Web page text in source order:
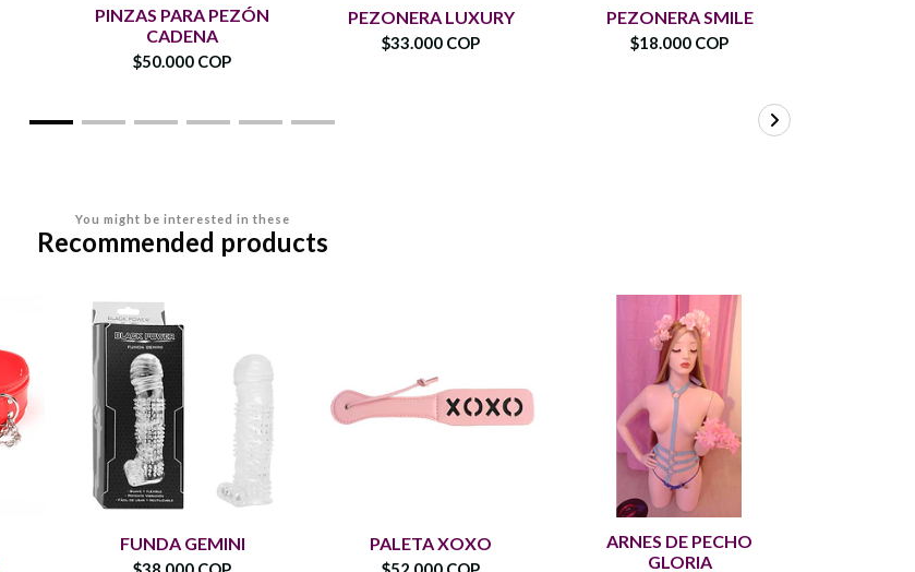
PINZAS PARA PEZÓN
CADENA
$50.000 COP
PEZONERA LUXURY
$33.000 COP
PEZONERA SMILE
$18.000 COP
You might be interested in these
Recommended products
FUNDA GEMINI PALETA XOXO
ARNES DE PECHO
GLORIA